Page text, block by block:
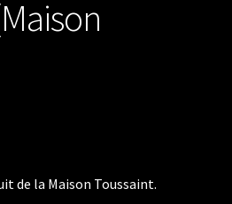
de la Maison Toussaint.